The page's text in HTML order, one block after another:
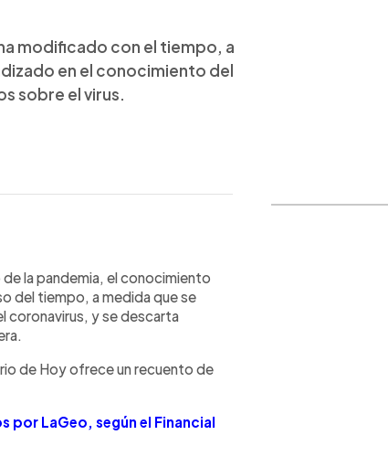
modificado con el tiempo, a
en el conocimiento del
sobre el virus.
la pandemia, el conocimiento
del tiempo, a medida que se
coronavirus, y se descarta
de Hoy ofrece un recuento de
por LaGeo, según el Financial